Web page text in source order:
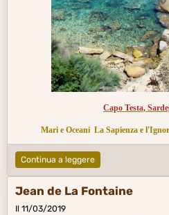
Capo Testa,
Mari e Oceani La Sapienza e
Continua a leggere
Jean de La Fontaine
Il 11/03/2019